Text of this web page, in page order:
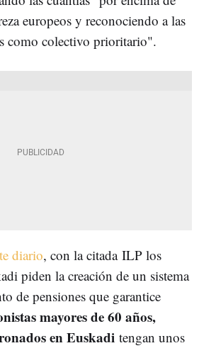
europeos y reconociendo a las
como colectivo prioritario".
diario, con la citadaILP los
piden la creación de un sistema
de pensiones que garantice
mayores de 60 años,
en Euskadi tengan unos